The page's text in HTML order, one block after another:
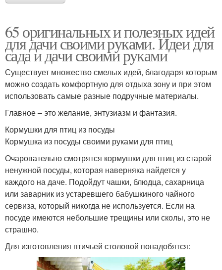
65 оригинальных и полезных идей
для дачи своими руками. Идеи для
сада и дачи своими руками
Существует множество смелых идей, благодаря которым
можно создать комфортную для отдыха зону и при этом
использовать самые разные подручные материалы.
Главное – это желание, энтузиазм и фантазия.
Кормушки для птиц из посуды
Кормушка из посуды своими руками для птиц
Очаровательно смотрятся кормушки для птиц из старой
ненужной посуды, которая наверняка найдется у
каждого на даче. Подойдут чашки, блюдца, сахарница
или заварник из устаревшего бабушкиного чайного
сервиза, который никогда не используется. Если на
посуде имеются небольшие трещины или сколы, это не
страшно.
Для изготовления птичьей столовой понадобятся: